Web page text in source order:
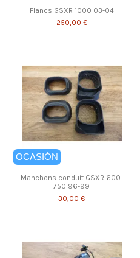
Flancs GSXR 1000 03-04
250,00 €
OCASIÓN
Manchons conduit GSXR 600-
750 96-99
30,00 €